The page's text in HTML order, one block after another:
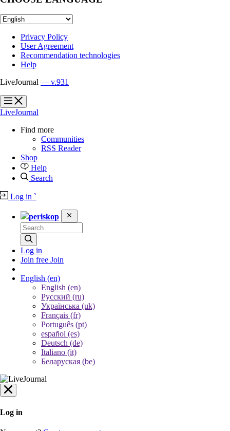
Privacy Policy
User Agreement
Recommendation technologies
Help
LiveJournal — v.931
?
?
LiveJournal
Find more
Communities
RSS Reader
Shop
Help
Search
Log in `
periskop
Log in
Join free Join
English (en)
English (en)
Русский (ru)
Українська (uk)
Français (fr)
Português (pt)
español (es)
Deutsch (de)
Italiano (it)
Беларуская (be)
Log in